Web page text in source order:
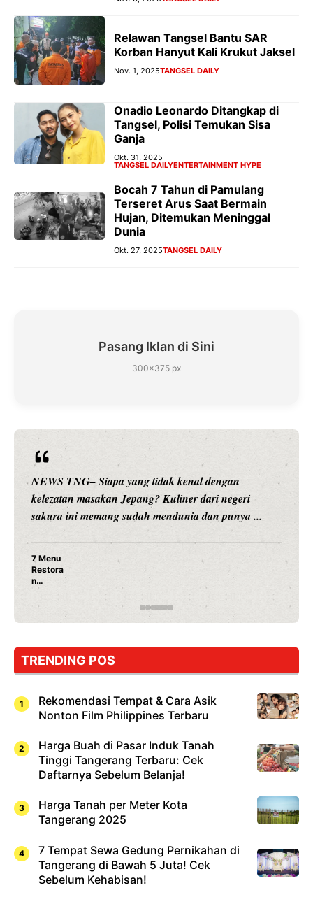
Relawan Tangsel Bantu SAR
Korban Hanyut Kali Krukut Jaksel
Nov. 1, 2025TANGSEL DAILY
Onadio Leonardo Ditangkap di
Tangsel, Polisi Temukan Sisa
Ganja
Okt. 31, 2025
TANGSEL DAILYENTERTAINMENT HYPE
Bocah 7 Tahun di Pamulang
Terseret Arus Saat Bermain
Hujan, Ditemukan Meninggal
Dunia
Okt. 27, 2025TANGSEL DAILY
Pasang Iklan di Sini
300×375 px
NEWS TNG– Siapa sangka, dua nama besar di
hiburan, Nunung Srimulat dan Vicky Prasetyo, kini
merambah dunia kuliner dengan ...
Nunung Srimulat & Vicky Prasetyo Buka Restoran
Rahasia Mami Bikin Nagih!
TRENDING POS
Rekomendasi Tempat & Cara Asik
Nonton Film Philippines Terbaru
Harga Buah di Pasar Induk Tanah
Tinggi Tangerang Terbaru: Cek
Daftarnya Sebelum Belanja!
Harga Tanah per Meter Kota
Tangerang 2025
7 Tempat Sewa Gedung Pernikahan di
Tangerang di Bawah 5 Juta! Cek
Sebelum Kehabisan!